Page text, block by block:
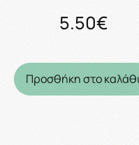
5.50€
Προσθήκη στο